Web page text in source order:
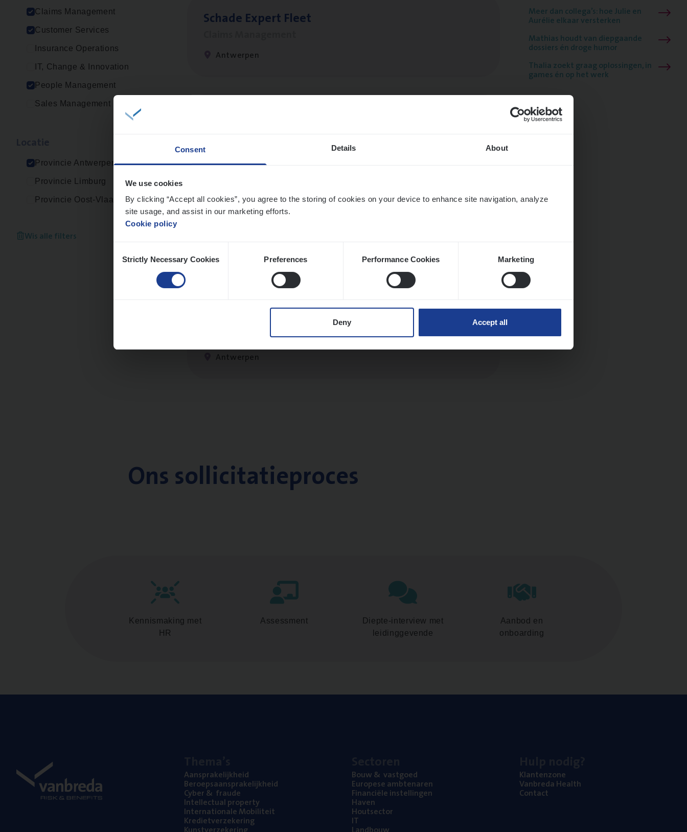
Consent Details About
We use cookies
By clicking “Accept all cookies”, you agree to the storing of cookies on your device to enhance site navigation, analyze
site usage, and assist in our marketing efforts.
Cookie policy
Selection
Strictly Necessary Cookies Preferences Performance Cookies Marketing
Deny Accept all
Claims Management
Customer Services
Insurance Operations
IT, Change & Innovation
People Management
Sales Management
Provincie Antwerpen
Provincie Limburg
Provincie Oost-Vlaanderen
Wis alle filters
Scha­de Expert Fleet
Antwerpen
Claims­hand­ler Fleet
Antwerpen
Busi­ness Mana­ger Mari­ne Cargo
People Management, Sales Management
Antwerpen
Meer dan collega’s: hoe Julie en
Aurélie elkaar versterken
Mathias houdt van diepgaande
dossiers én droge humor
Thalia zoekt graag oplossingen, in
games én op het werk
Ons sollicitatieproces
Kennismaking met
HR
Assessment
Diepte-interview met
leidinggevende
Aanbod en
onboarding
Aan­spra­ke­lijk­heid
Beroeps­aan­spra­ke­lijk­heid
Cyber& fraude
Intel­lec­tu­al property
Inter­na­ti­o­na­le Mobiliteit
Kre­diet­ver­ze­ke­ring
Bouw& vastgoed
Euro­pe­se ambtenaren
Finan­ci­ë­le instellingen
Haven
Hout­sec­tor
IT
Klan­ten­zo­ne
Van­b­re­da Health
Con­tact